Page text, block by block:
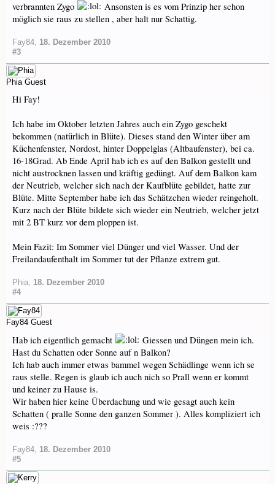
verbrannten Zygo
Ansonsten is es vom Prinzip her schon
möglich sie raus zu stellen , aber halt nur Schattig.
Fay84, 18. Dezember 2010
#3
Phia Guest
Hi Fay!
Ich habe im Oktober letzten Jahres auch ein Zygo geschekt
bekommen (natürlich in Blüte). Dieses stand den Winter über am
Küchenfenster, Nordost, hinter Doppelglas (Altbaufenster), bei ca.
16-18Grad. Ab Ende April hab ich es auf den Balkon gestellt und
nicht austrocknen lassen und kräftig gedüngt. Auf dem Balkon kam
der Neutrieb, welcher sich nach der Kaufblüte gebildet, hatte zur
Blüte. Mitte September habe ich das Schätzchen wieder reingeholt.
Kurz nach der Blüte bildete sich wieder ein Neutrieb, welcher jetzt
mit 2 BT kurz vor dem ploppen ist.
Mein Fazit: Im Sommer viel Dünger und viel Wasser. Und der
Freilandaufenthalt im Sommer tut der Pflanze extrem gut.
Phia, 18. Dezember 2010
#4
Fay84 Guest
Hab ich eigentlich gemacht
Giessen und Düngen mein ich.
Hast du Schatten oder Sonne auf n Balkon?
Ich hab auch immer etwas bammel wegen Schädlinge wenn ich se
raus stelle. Regen is glaub ich auch nich so Prall wenn er kommt
und keiner zu Hause is.
Wir haben hier keine Überdachung und wie gesagt auch kein
Schatten ( pralle Sonne den ganzen Sommer ). Alles kompliziert ich
weis :???
Fay84, 18. Dezember 2010
#5